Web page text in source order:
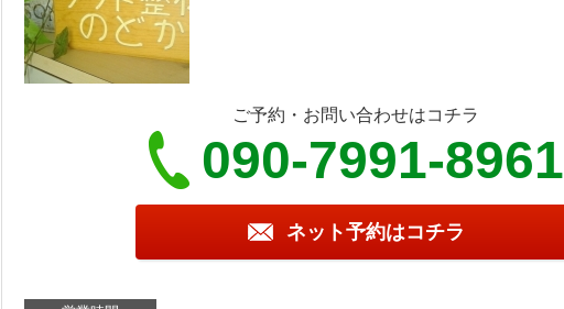
ご予約・お問い合わせはコチラ
090-7991-8961
ネット予約はコチラ